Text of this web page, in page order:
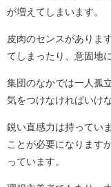
が増えてしまいます。
皮肉のセンスがありま
てしまったり、意固地
集団のなかでは一人孤
気をつけなければいけ
鋭い直感力は持ってい
ことが必要になります
っています。